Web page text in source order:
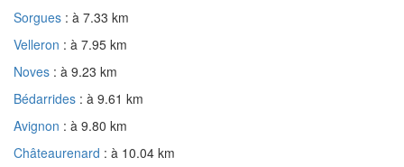
Sorgues : à 7.33 km
Velleron : à 7.95 km
Noves : à 9.23 km
Bédarrides : à 9.61 km
Avignon : à 9.80 km
Châteaurenard : à 10.04 km